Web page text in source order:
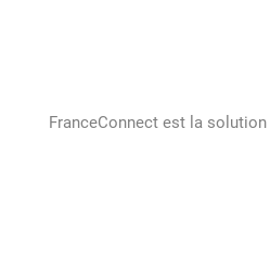
FranceConnect est la